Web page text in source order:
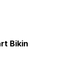
Bikin